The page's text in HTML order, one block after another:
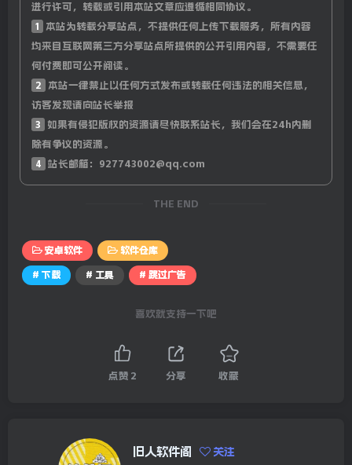
进行许可，转载或引用本站文章应遵循相同协议。
1
本站为转载分享站点，不提供任何上传下载服务，所有内容
均来自互联网第三方分享站点所提供的公开引用内容，不需要任
何付费即可公开阅读。
2
本站一律禁止以任何方式发布或转载任何违法的相关信息，
访客发现请向站长举报
3
如果有侵犯版权的资源请尽快联系站长，我们会在24h内删
除有争议的资源。
4 站长邮箱：927743002@qq.com
THE END
安卓软件 软件仓库
# 下载 # 工具 # 跳过广告
喜欢就支持一下吧
点赞 2 分享 收藏
旧人软件阁 关注